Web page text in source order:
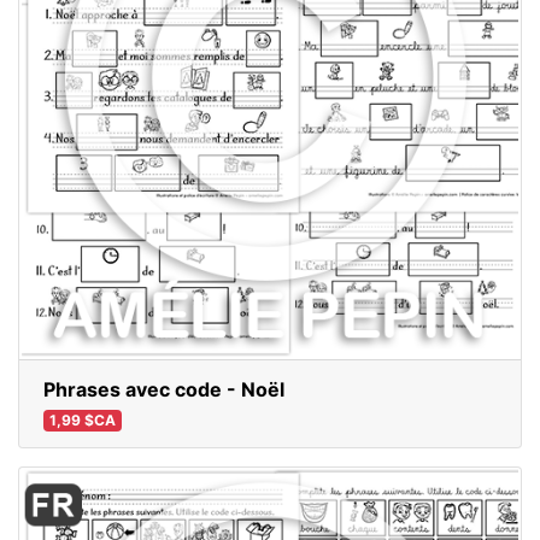
Phrases avec code - Noël
1,99 $CA